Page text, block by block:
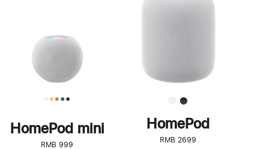
HomePod mini
RMB 999
了
解
HomePod<
HomePod
RMB 2699